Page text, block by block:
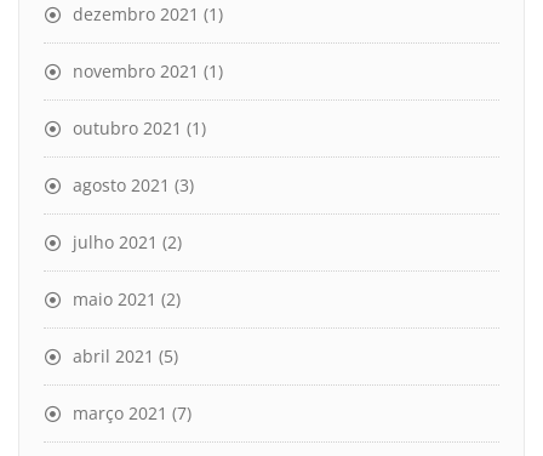
dezembro 2021 (1)
novembro 2021 (1)
outubro 2021 (1)
agosto 2021 (3)
julho 2021 (2)
maio 2021 (2)
abril 2021 (5)
março 2021 (7)